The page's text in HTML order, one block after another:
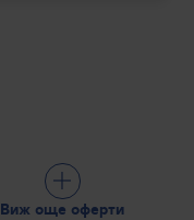
Виж още оферти